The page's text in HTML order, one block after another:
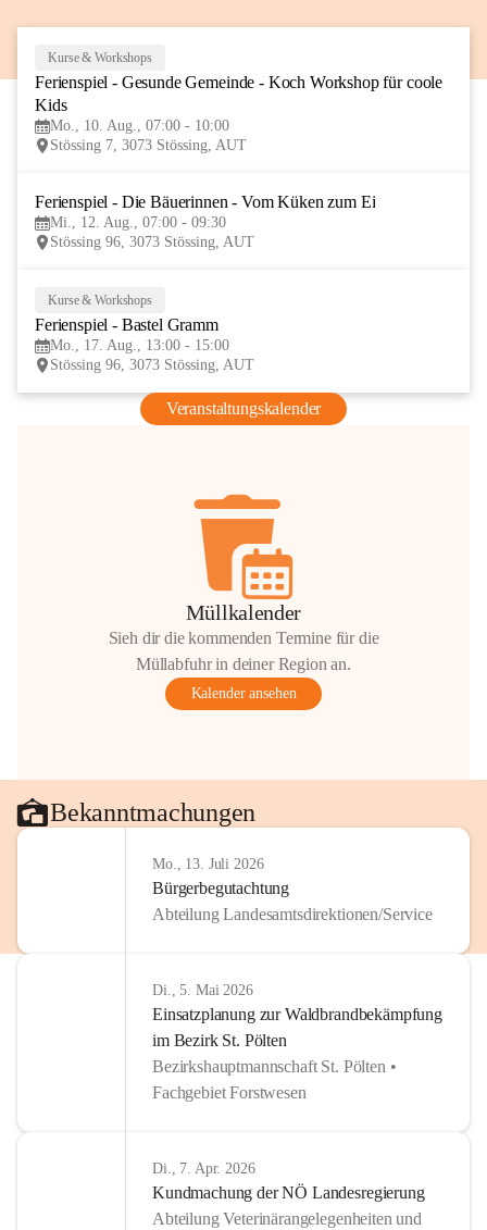
AUG
Kurse & Workshops
Ferienspiel - Gesunde Gemeinde - Koch Workshop für coole
Kids
Mo., 10. Aug., 07:00 - 10:00
Stössing 7, 3073 Stössing, AUT
Ferienspiel - Die Bäuerinnen - Vom Küken zum Ei
Mi., 12. Aug., 07:00 - 09:30
Stössing 96, 3073 Stössing, AUT
Kurse & Workshops
Ferienspiel - Bastel Gramm
Mo., 17. Aug., 13:00 - 15:00
Stössing 96, 3073 Stössing, AUT
Veranstaltungskalender
Müllkalender
Sieh dir die kommenden Termine für die
Müllabfuhr in deiner Region an.
Kalender ansehen
Bekanntmachungen
Mo., 13. Juli 2026
Bürgerbegutachtung
Abteilung Landesamtsdirektionen/Service
Di., 5. Mai 2026
Einsatzplanung zur Waldbrandbekämpfung
im Bezirk St. Pölten
Bezirkshauptmannschaft St. Pölten •
Fachgebiet Forstwesen
Di., 7. Apr. 2026
Kundmachung der NÖ Landesregierung
Abteilung Veterinärangelegenheiten und